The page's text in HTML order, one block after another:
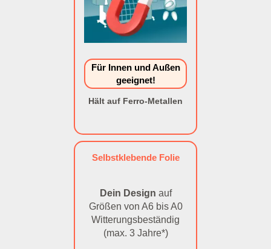
Für Innen und Außen
geeignet!
Hält auf Ferro-Metallen
Selbstklebende Folie
Dein Design auf
Größen von A6 bis A0
Witterungsbeständig
(max. 3 Jahre*)